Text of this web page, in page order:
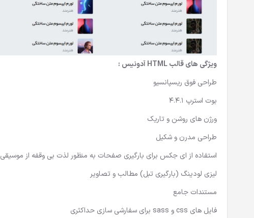
ویژگی های قالب HTML آدونیس :
طراحی فوق ریسپانسیو
بوت استرپ 4.4.1
ورژن های روشن و تاریک
طراحی مدرن و شکیل
استفاده از ای جکس برای بارگیری صفحات به منظور لذت بی وقفه از موسیقی
لیزی لودینگ (بارگیری تبل) مطالب و تصاویر
مستندات جامع
فایل های css و sass برای سفارشی سازی حداکثری